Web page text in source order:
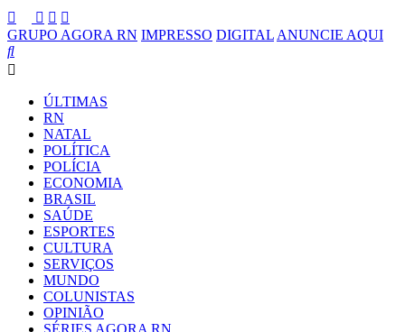
GRUPO AGORA RN IMPRESSO DIGITAL ANUNCIE AQUI
ÚLTIMAS
RN
NATAL
POLÍTICA
POLÍCIA
ECONOMIA
BRASIL
SAÚDE
ESPORTES
CULTURA
SERVIÇOS
MUNDO
COLUNISTAS
OPINIÃO
SÉRIES AGORA RN